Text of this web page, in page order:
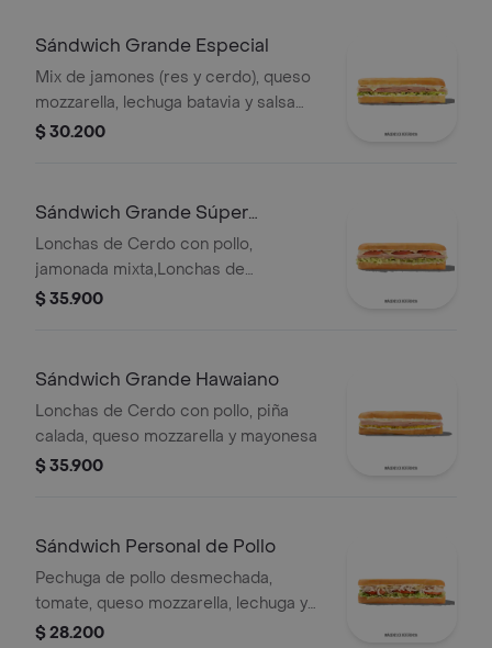
Sándwich Grande Especial
Mix de jamones (res y cerdo), queso
mozzarella, lechuga batavia y salsa
Qbano.
$ 30.200
Sándwich Grande Súper
Especial
Lonchas de Cerdo con pollo,
jamonada mixta,Lonchas de
cerdo,cordero y res,
Qbano
$ 35.900
Sándwich Grande Hawaiano
Lonchas de Cerdo con pollo, piña
calada, queso mozzarella y mayonesa
$ 35.900
Sándwich Personal de Pollo
Pechuga de pollo desmechada,
tomate, queso mozzarella, lechuga y
mayonesa
$ 28.200